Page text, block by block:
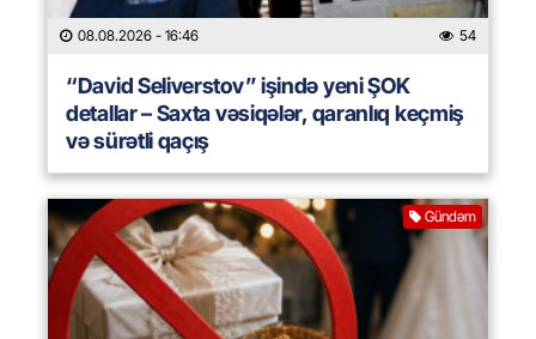
08.08.2026 - 16:46 54
“David Seliverstov” işində yeni ŞOK
detallar – Saxta vəsiqələr, qaranlıq keçmiş
və sürətli qaçış
Gündəm